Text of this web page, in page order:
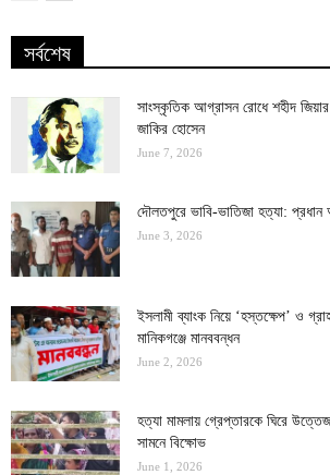
সর্বশেষ
সাংস্কৃতিক আগ্রাসন রোধে শহীদ
জাকির হোসেন
June 7, 2026
দৌলতপুরে ভাবি-ভাতিজা হত্যা:
June 3, 2026
ইসলামী ব্যাংক নিয়ে ‘হস্তক্ষেপ’ ও
মানিকগঞ্জে মানববন্ধন
June 2, 2026
হত্যা মামলায় গ্রেপ্তারকে ঘিরে
সামনে বিক্ষোভ
June 1, 2026